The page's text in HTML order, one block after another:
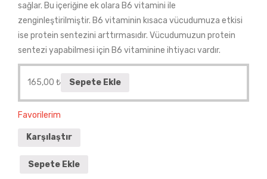
sağlar. Bu içeriğine ek olara B6 vitamini ile
zenginleştirilmiştir. B6 vitaminin kısaca vücudumuza etkisi
ise protein sentezini arttırmasıdır. Vücudumuzun protein
sentezi yapabilmesi için B6 vitaminine ihtiyacı vardır.
165,00 ₺ Sepete Ekle
Favorilerim
Karşılaştır
Sepete Ekle